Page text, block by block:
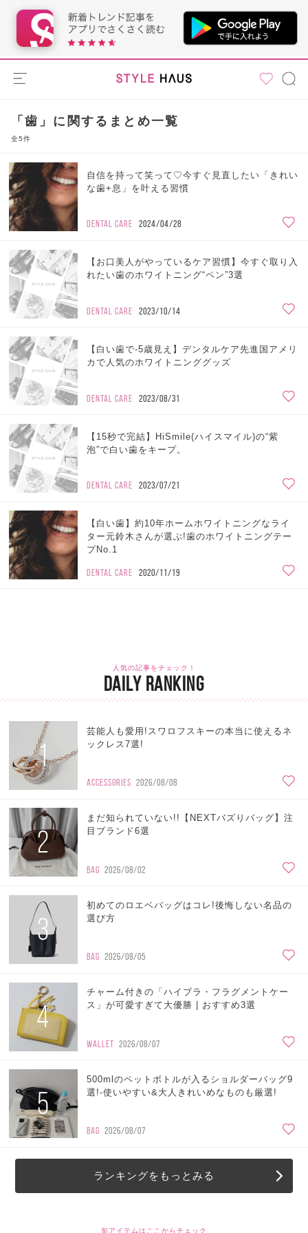
「歯」に関するまとめ一覧
全5件
自信を持って笑って♡今すぐ見直したい「きれい
な歯+息」を叶える習慣
DENTAL CARE 2024/04/28
【お口美人がやっているケア習慣】今すぐ取り入
れたい歯のホワイトニング“ペン”3選
DENTAL CARE 2023/10/14
【白い歯で-5歳見え】デンタルケア先進国アメリ
カで人気のホワイトニンググッズ
DENTAL CARE 2023/08/31
【15秒で完結】HiSmile(ハイスマイル)の“紫
泡”で白い歯をキープ。
DENTAL CARE 2023/07/21
【白い歯】約10年ホームホワイトニングなライ
ター元鈴木さんが選ぶ!歯のホワイトニングテー
プNo.1
DENTAL CARE 2020/11/19
人気の記事をチェック！
DAILY RANKING
1
芸能人も愛用!スワロフスキーの本当に使えるネ
ックレス7選!
ACCESSORIES 2026/08/08
2
まだ知られていない!!【NEXTバズりバッグ】注
目ブランド6選
BAG 2026/08/02
3
初めてのロエベバッグはコレ!後悔しない名品の
選び方
BAG 2026/08/05
4
チャーム付きの「ハイブラ・フラグメントケー
ス」が可愛すぎて大優勝 | おすすめ3選
WALLET 2026/08/07
5
500mlのペットボトルが入るショルダーバッグ9
選!-使いやすい&大人きれいめなものも厳選!
BAG 2026/08/07
ランキングをもっとみる
旬アイテムはここからチェック